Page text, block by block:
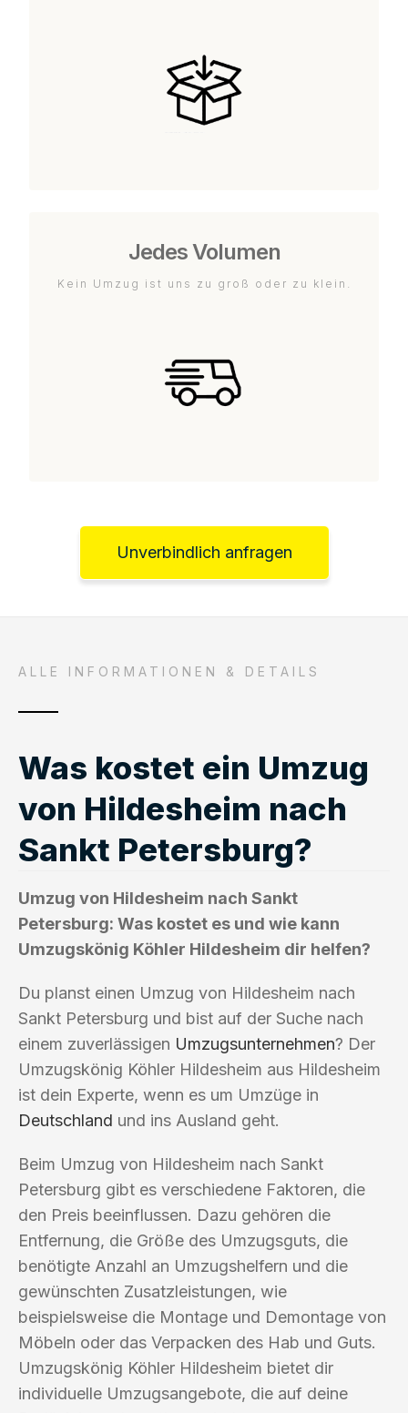
Jedes Volumen
Kein Umzug ist uns zu groß oder zu klein.
Unverbindlich anfragen
ALLE INFORMATIONEN & DETAILS
Was kostet ein Umzug
von Hildesheim nach
Sankt Petersburg?
Umzug von Hildesheim nach Sankt
Petersburg: Was kostet es und wie kann
Umzugskönig Köhler Hildesheim dir helfen?
Du planst einen Umzug von Hildesheim nach
Sankt Petersburg und bist auf der Suche nach
einem zuverlässigen Umzugsunternehmen? Der
Umzugskönig Köhler Hildesheim aus Hildesheim
ist dein Experte, wenn es um Umzüge in
Deutschland und ins Ausland geht.
Beim Umzug von Hildesheim nach Sankt
Petersburg gibt es verschiedene Faktoren, die
den Preis beeinflussen. Dazu gehören die
Entfernung, die Größe des Umzugsguts, die
benötigte Anzahl an Umzugshelfern und die
gewünschten Zusatzleistungen, wie
beispielsweise die Montage und Demontage von
Möbeln oder das Verpacken des Hab und Guts.
Umzugskönig Köhler Hildesheim bietet dir
individuelle Umzugsangebote, die auf deine